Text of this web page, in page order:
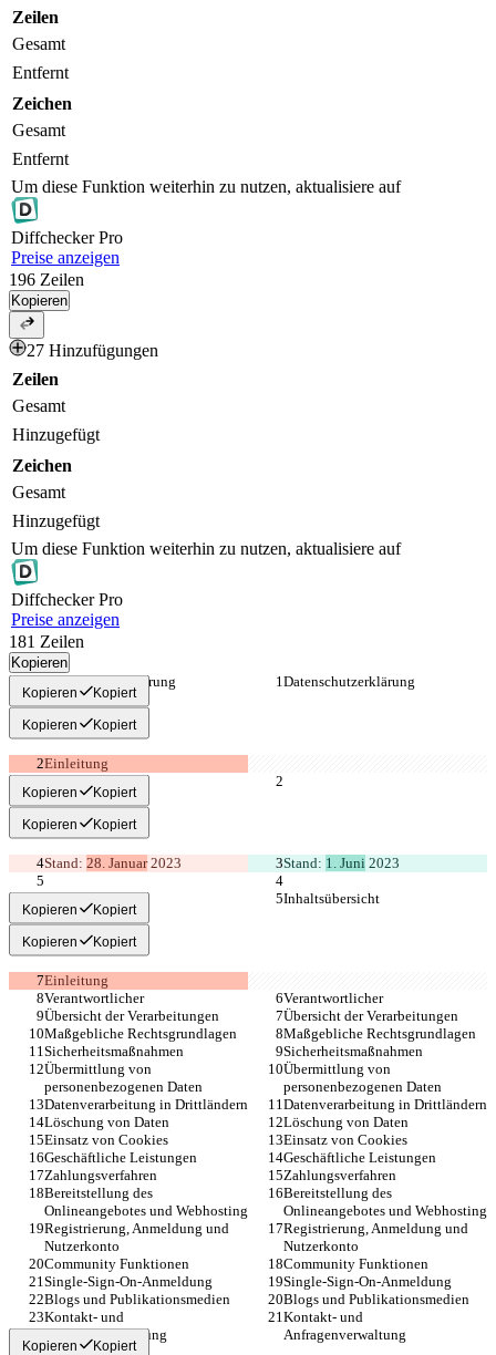
Zeilen
Gesamt
Entfernt
Zeichen
Gesamt
Entfernt
Um diese Funktion weiterhin zu nutzen, aktualisiere auf
DiffcheckerPro
Preise anzeigen
196 Zeilen
Kopieren
27 Hinzufügungen
Zeilen
Gesamt
Hinzugefügt
Zeichen
Gesamt
Hinzugefügt
Um diese Funktion weiterhin zu nutzen, aktualisiere auf
DiffcheckerPro
Preise anzeigen
181 Zeilen
Kopieren
Datenschutzerklärung
Datenschutzerklärung
Kopieren Kopiert
Kopieren Kopiert
Einleitung
Kopieren Kopiert
Kopieren Kopiert
Stand: 28. Januar 2023 Stand: 1. Juni 2023
Inhaltsübersicht Inhaltsübersicht
Kopieren Kopiert
Kopieren Kopiert
Einleitung
Verantwortlicher
Verantwortlicher
Übersicht der Verarbeitungen
Übersicht der Verarbeitungen
Maßgebliche Rechtsgrundlagen
Maßgebliche Rechtsgrundlagen
Sicherheitsmaßnahmen
Sicherheitsmaßnahmen
Übermittlung von
personenbezogenen Daten
Übermittlung von
personenbezogenen Daten
Datenverarbeitung in Drittländern
Datenverarbeitung in Drittländern
Löschung von Daten
Löschung von Daten
Einsatz von Cookies
Einsatz von Cookies
Geschäftliche Leistungen
Geschäftliche Leistungen
Zahlungsverfahren
Zahlungsverfahren
Bereitstellung des
Onlineangebotes und Webhosting
Bereitstellung des
Onlineangebotes und Webhosting
Registrierung, Anmeldung und
Nutzerkonto
Registrierung, Anmeldung und
Nutzerkonto
Community Funktionen
Community Funktionen
Single-Sign-On-Anmeldung
Single-Sign-On-Anmeldung
Blogs und Publikationsmedien
Blogs und Publikationsmedien
Kontakt- und
Anfragenverwaltung
Kontakt- und
Anfragenverwaltung
Kopieren Kopiert